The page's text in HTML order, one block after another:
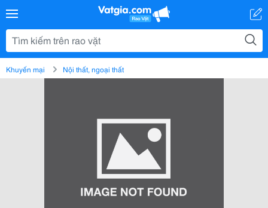
Khuyến mại Nội thất, ngoại thất